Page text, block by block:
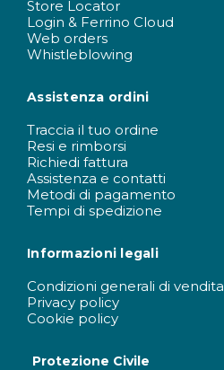
Store Locator
Login & Ferrino Cloud
Web orders
Whistleblowing
Assistenza ordini
Traccia il tuo ordine
Resi e rimborsi
Richiedi fattura
Assistenza e contatti
Metodi di pagamento
Tempi di spedizione
Informazioni legali
Condizioni generali di vendita
Privacy policy
Cookie policy
Protezione Civile